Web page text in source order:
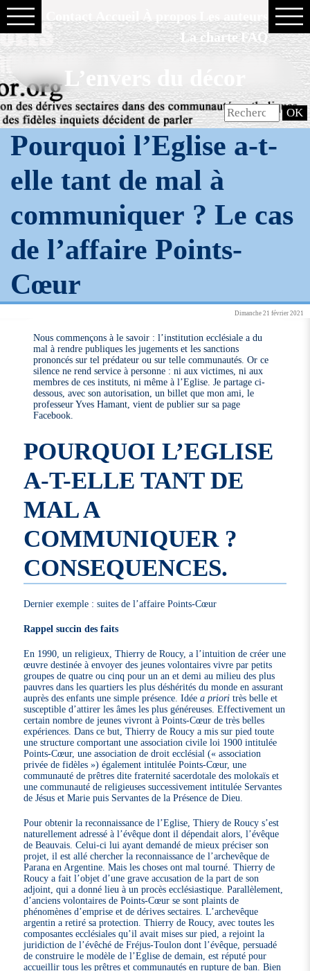
La charte FAQ
L’envers du décor
Pourquoi l’Eglise a-t-
elle tant de mal à
communiquer ? Le cas
de l’affaire Points-
Cœur
Dimanche 21 février 2021
Nous commençons à le savoir : l’institution ecclésiale a du
mal à rendre publiques les jugements et les sanctions
prononcés sur tel prédateur ou sur telle communautés. Or ce
silence ne rend service à personne : ni aux victimes, ni aux
membres de ces instituts, ni même à l’Eglise. Je partage ci-
dessous, avec son autorisation, un billet que mon ami, le
professeur Yves Hamant, vient de publier sur sa page
Facebook.
POURQUOI L’EGLISE
A-T-ELLE TANT DE
MAL A
COMMUNIQUER ?
CONSEQUENCES.
Dernier exemple : suites de l’affaire Points-Cœur
Rappel succin des faits
En 1990, un religieux, Thierry de Roucy, a l’intuition de créer une
œuvre destinée à envoyer des jeunes volontaires vivre par petits
groupes de quatre ou cinq pour un an et demi au milieu des plus
pauvres dans les quartiers les plus déshérités du monde en assurant
auprès des enfants une simple présence. Idéea priori très belle et
susceptible d’attirer les âmes les plus généreuses. Effectivement un
certain nombre de jeunes vivront à Points-Cœur de très belles
expériences. Dans ce but, Thierry de Roucy a mis sur pied toute
une structure comportant une association civile loi 1900 intitulée
Points-Cœur, une association de droit ecclésial (« association
privée de fidèles ») également intitulée Points-Cœur, une
communauté de prêtres dite fraternité sacerdotale des molokaïs et
une communauté de religieuses successivement intitulée Servantes
de Jésus et Marie puis Servantes de la Présence de Dieu.
Pour obtenir la reconnaissance de l’Eglise, Thiery de Roucy s’est
naturellement adressé à l’évêque dont il dépendait alors, l’évêque
de Beauvais. Celui-ci lui ayant demandé de mieux préciser son
projet, il est allé chercher la reconnaissance de l’archevêque de
Parana en Argentine. Mais les choses ont mal tourné. Thierry de
Roucy a fait l’objet d’une grave accusation de la part de son
adjoint, qui a donné lieu à un procès ecclésiastique. Parallèlement,
d’anciens volontaires de Points-Cœur se sont plaints de
phénomènes d’emprise et de dérives sectaires. L’archevêque
argentin a retiré sa protection. Thierry de Roucy, avec toutes les
composantes ecclésiales qu’il avait mises sur pied, a rejoint la
juridiction de l’évêché de Fréjus-Toulon dont l’évêque, persuadé
de construire le modèle de l’Eglise de demain, est réputé pour
accueillir tous les prêtres et communautés en rupture de ban. Bien